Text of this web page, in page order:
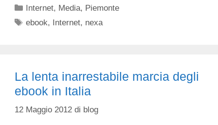
Categorie
Internet, Media, Piemonte
Tag
ebook, Internet, nexa
La lenta inarrestabile marcia degli
ebook in Italia
12 Maggio 2012 di blog